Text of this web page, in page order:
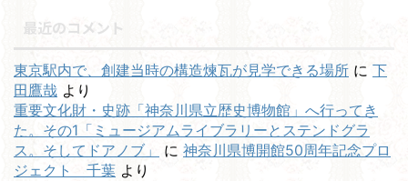
最近のコメント
東京駅内で、創建当時の構造煉瓦が見学できる場所 に 下
田鷹哉 より
重要文化財・史跡「神奈川県立歴史博物館」へ行ってき
た。その1「ミュージアムライブラリーとステンドグラ
ス。そしてドアノブ」
に 神奈川県博開館50周年記念プロ
ジェクト 千葉 より